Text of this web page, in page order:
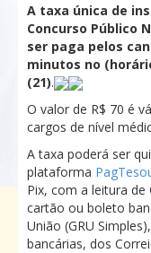
A taxa única de
Concurso Público
ser paga pelos
minutos no
(21).
O valor de R$ 70 é
cargos de nível
A taxa poderá ser
plataforma
Pix, com a leitura
cartão ou boleto
União (GRU
bancárias, dos